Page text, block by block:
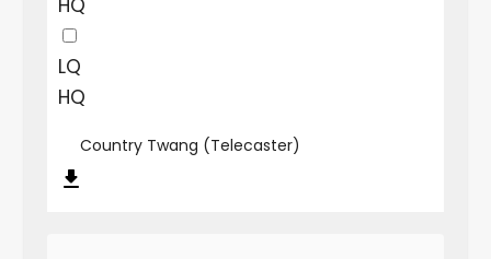
HQ
LQ
HQ
Country Twang (Telecaster)